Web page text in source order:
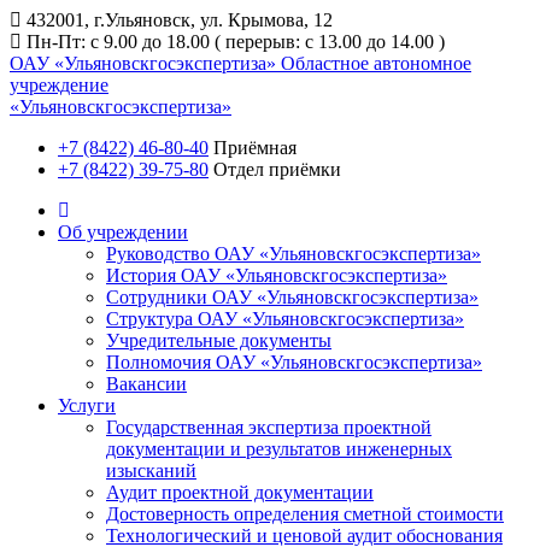
432001, г.Ульяновск, ул. Крымова, 12
Пн-Пт: с 9.00 до 18.00 ( перерыв: с 13.00 до 14.00 )
ОАУ «Ульяновскгосэкспертиза» Областное автономное
учреждение
«Ульяновскгосэкспертиза»
+7 (8422) 46-80-40 Приёмная
+7 (8422) 39-75-80 Отдел приёмки
Об учреждении
Руководство ОАУ «Ульяновскгосэкспертиза»
История ОАУ «Ульяновскгосэкспертиза»
Сотрудники ОАУ «Ульяновскгосэкспертиза»
Структура ОАУ «Ульяновскгосэкспертиза»
Учредительные документы
Полномочия ОАУ «Ульяновскгосэкспертиза»
Вакансии
Услуги
Государственная экспертиза проектной
документации и результатов инженерных
изысканий
Аудит проектной документации
Достоверность определения сметной стоимости
Технологический и ценовой аудит обоснования